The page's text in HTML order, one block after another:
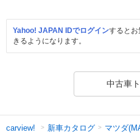
Yahoo! JAPAN IDでログインするとお
きるようになります。
中古車
carview! 新車カタログ マツダ